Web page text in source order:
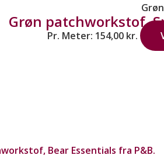
Grøn
Grøn patchworkstof,
Pr. Meter: 154,00 kr.